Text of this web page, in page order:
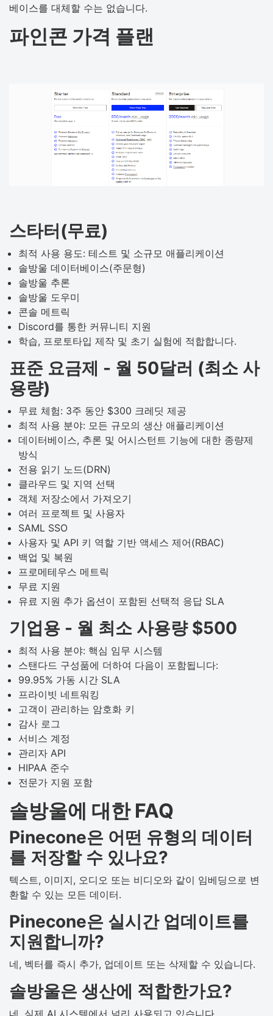
베이스를 대체할 수는 없습니다.
파인콘 가격 플랜
스타터(무료)
최적 사용 용도: 테스트 및 소규모 애플리케이션
솔방울 데이터베이스(주문형)
솔방울 추론
솔방울 도우미
콘솔 메트릭
Discord를 통한 커뮤니티 지원
학습, 프로토타입 제작 및 초기 실험에 적합합니다.
표준 요금제 - 월 50달러 (최소 사
용량)
무료 체험: 3주 동안 $300 크레딧 제공
최적 사용 분야: 모든 규모의 생산 애플리케이션
데이터베이스, 추론 및 어시스턴트 기능에 대한 종량제
방식
전용 읽기 노드(DRN)
클라우드 및 지역 선택
객체 저장소에서 가져오기
여러 프로젝트 및 사용자
SAML SSO
사용자 및 API 키 역할 기반 액세스 제어(RBAC)
백업 및 복원
프로메테우스 메트릭
무료 지원
유료 지원 추가 옵션이 포함된 선택적 응답 SLA
기업용 - 월 최소 사용량 $500
최적 사용 분야: 핵심 임무 시스템
스탠다드 구성품에 더하여 다음이 포함됩니다:
99.95% 가동 시간 SLA
프라이빗 네트워킹
고객이 관리하는 암호화 키
감사 로그
서비스 계정
관리자 API
HIPAA 준수
전문가 지원 포함
솔방울에 대한 FAQ
Pinecone은 어떤 유형의 데이터
를 저장할 수 있나요?
텍스트, 이미지, 오디오 또는 비디오와 같이 임베딩으로 변
환할 수 있는 모든 데이터.
Pinecone은 실시간 업데이트를
지원합니까?
네, 벡터를 즉시 추가, 업데이트 또는 삭제할 수 있습니다.
솔방울은 생산에 적합한가요?